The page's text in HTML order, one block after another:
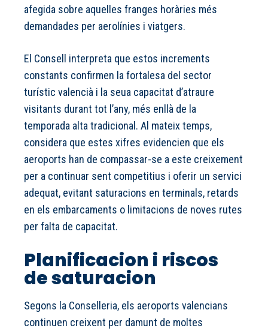
afegida sobre aquelles franges horàries més
demandades per aerolínies i viatgers.
El Consell interpreta que estos increments
constants confirmen la fortalesa del sector
turístic valencià i la seua capacitat d’atraure
visitants durant tot l’any, més enllà de la
temporada alta tradicional. Al mateix temps,
considera que estes xifres evidencien que els
aeroports han de compassar-se a este creixement
per a continuar sent competitius i oferir un servici
adequat, evitant saturacions en terminals, retards
en els embarcaments o limitacions de noves rutes
per falta de capacitat.
Planificacion i riscos
de saturacion
Segons la Conselleria, els aeroports valencians
continuen creixent per damunt de moltes